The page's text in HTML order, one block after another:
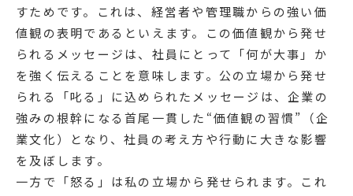
すためです。これは、経営者や管理職からの強い価
値観の表明であるといえます。この価値観から発せ
られるメッセージは、社員にとって「何が大事」か
を強く伝えることを意味します。公の立場から発せ
られる「叱る」に込められたメッセージは、企業の
強みの根幹になる首尾一貫した“価値観の習慣”（企
業文化）となり、社員の考え方や行動に大きな影響
を及ぼします。
一方で「怒る」は私の立場から発せられます。これ